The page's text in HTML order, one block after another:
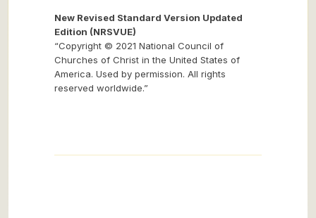
New Revised Standard Version Updated
Edition (NRSVUE)
“Copyright © 2021 National Council of
Churches of Christ in the United States of
America. Used by permission. All rights
reserved worldwide.”